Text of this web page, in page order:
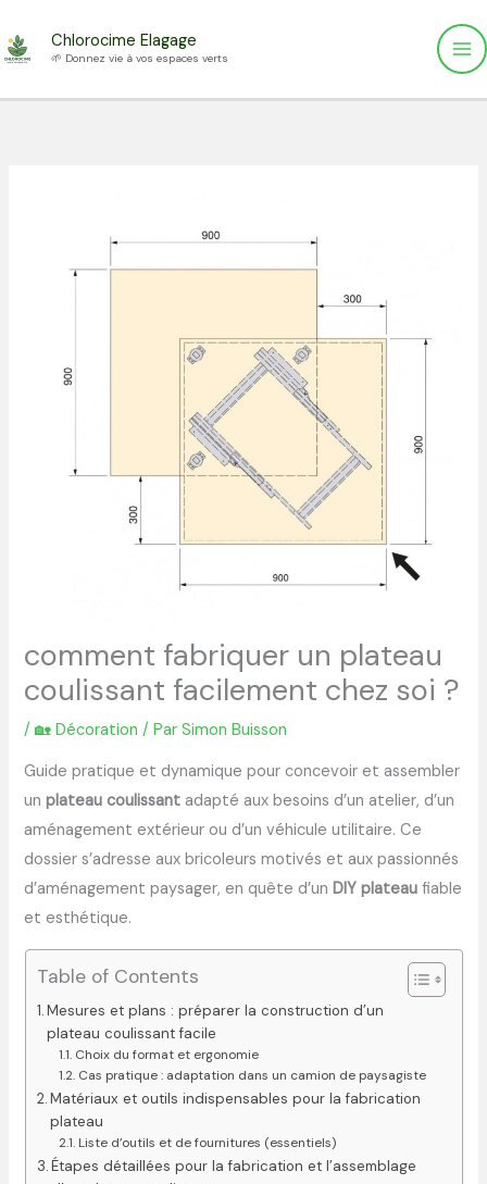
au
Chlorocime Elagage
🌱 Donnez vie à vos espaces verts
comment fabriquer un plateau
coulissant facilement chez soi ?
/🏡 Décoration / ParSimon Buisson
Guide pratique et dynamique pour concevoir et assembler
unplateau coulissant adapté aux besoins d’un atelier, d’un
aménagement extérieur ou d’un véhicule utilitaire. Ce
dossier s’adresse aux bricoleurs motivés et aux passionnés
d’aménagement paysager, en quête d’unDIY plateau fiable
et esthétique.
Table of Contents
Mesures et plans : préparer la construction d’un
plateau coulissant facile
Choix du format et ergonomie
Cas pratique : adaptation dans un camion de paysagiste
Matériaux et outils indispensables pour la fabrication
plateau
Liste d’outils et de fournitures (essentiels)
Étapes détaillées pour la fabrication et l’assemblage